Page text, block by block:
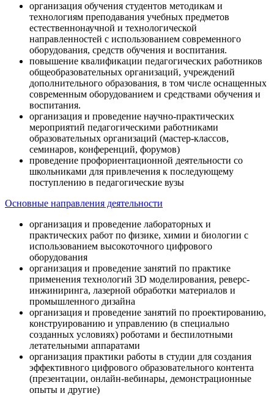
организация обучения студентов методикам и
технологиям преподавания учебных предметов
естественнонаучной и технологической
направленностей с использованием современного
оборудования, средств обучения и воспитания.
повышение квалификации педагогических работников
общеобразовательных организаций, учреждений
дополнительного образования, в том числе оснащенных
современным оборудованием и средствами обучения и
воспитания.
организация и проведение научно-практических
мероприятий педагогическими работниками
образовательных организаций (мастер-классов,
семинаров, конференций, форумов)
проведение профориентационной деятельности со
школьниками для привлечения к последующему
поступлению в педагогические вузы
Основные направления деятельности
организация и проведение лабораторных и
практических работ по физике, химии и биологии с
использованием высокоточного цифрового
оборудования
организация и проведение занятий по практике
применения технологий 3D моделирования, реверс-
инжиниринга, лазерной обработки материалов и
промышленного дизайна
организация и проведение занятий по проектированию,
конструированию и управлению (в специально
созданных условиях) роботами и беспилотными
летательными аппаратами
организация практики работы в студии для создания
эффективного цифрового образовательного контента
(презентации, онлайн-вебинары, демонстрационные
опыты и другие)